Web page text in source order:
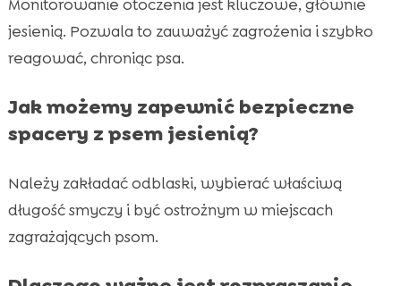
Monitorowanie otoczenia jest kluczowe, głównie
jesienią. Pozwala to zauważyć zagrożenia i szybko
reagować, chroniąc psa.
Jak możemy zapewnić bezpieczne
spacery z psem jesienią?
Należy zakładać odblaski, wybierać właściwą
długość smyczy i być ostrożnym w miejscach
zagrażających psom.